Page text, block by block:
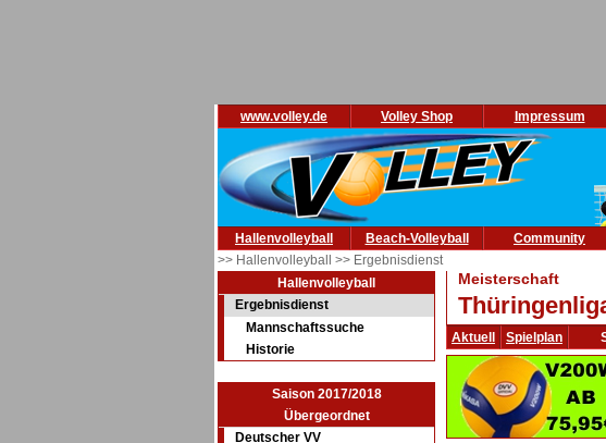
www.volley.de Volley Shop Impressum
Hallenvolleyball Beach-Volleyball Community
>> Hallenvolleyball >> Ergebnisdienst
Hallenvolleyball
Ergebnisdienst
Mannschaftssuche
Historie
Saison 2017/2018
Übergeordnet
Deutscher VV
Meisterschaft
Aktuell Spielplan